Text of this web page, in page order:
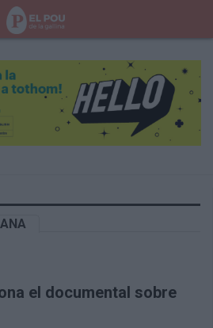
el documental sobre